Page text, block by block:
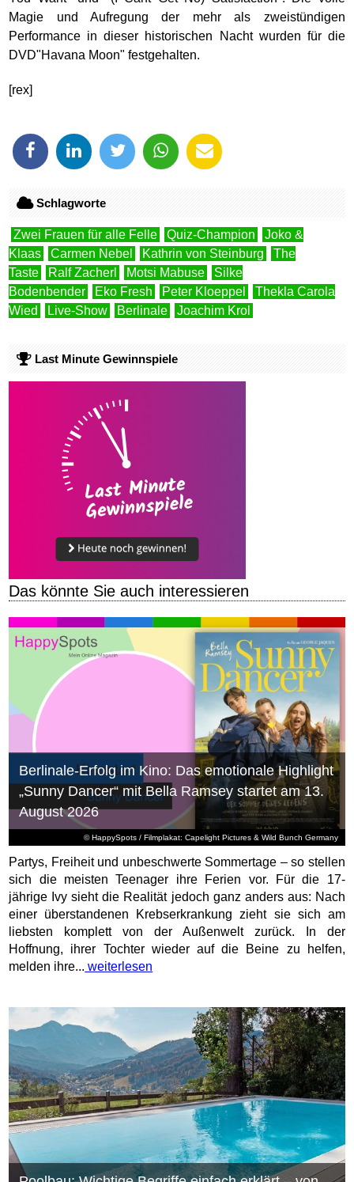
Magie und Aufregung der mehr als zweistündigen
Performance in dieser historischen Nacht wurden für die
DVD"Havana Moon" festgehalten.
[rex]
Schlagworte
Zwei Frauen für alle Felle Quiz-Champion
Joko &
Klaas
Carmen Nebel Kathrin von Steinburg
The
Taste
Ralf Zacherl Motsi Mabuse
Silke
Bodenbender
Eko Fresh Peter Kloeppel
Thekla Carola
Wied
Live-Show Berlinale Joachim Krol
Last Minute Gewinnspiele
Das könnte Sie auch interessieren
© HappySpots / Filmplakat: Capelight Pictures & Wild Bunch Germany
Berlinale-Erfolg im Kino: Das emotionale Highlight
„Sunny Dancer“ mit Bella Ramsey startet am 13.
August 2026
Partys, Freiheit und unbeschwerte Sommertage – so stellen
sich die meisten Teenager ihre Ferien vor. Für die 17-
jährige Ivy sieht die Realität jedoch ganz anders aus: Nach
einer überstandenen Krebserkrankung zieht sie sich am
liebsten komplett von der Außenwelt zurück. In der
Hoffnung, ihrer Tochter wieder auf die Beine zu helfen,
melden ihre... weiterlesen